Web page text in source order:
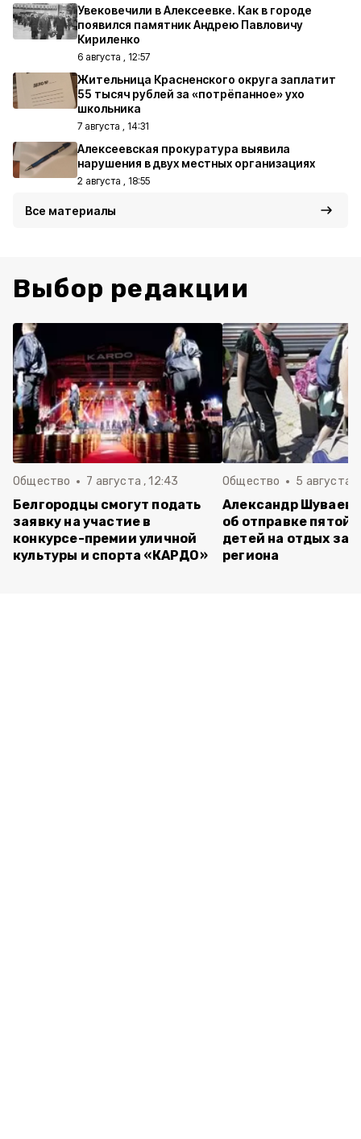
Увековечили в Алексеевке. Как в городе
появился памятник Андрею Павловичу
Кириленко
6 августа , 12:57
Жительница Красненского округа заплатит
55 тысяч рублей за «потрёпанное» ухо
школьника
7 августа , 14:31
Алексеевская прокуратура выявила
нарушения в двух местных организациях
2 августа , 18:55
Все материалы
Выбор редакции
Общество 7 августа , 12:43
Белгородцы смогут подать
заявку на участие в
конкурсе-премии уличной
культуры и спорта «КАРДО»
Общество 5 августа ,
Александр Шуваев
об отправке пятой
детей на отдых за
региона